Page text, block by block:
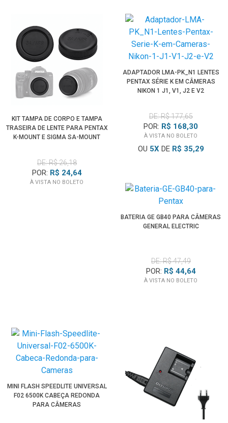
KIT TAMPA DE CORPO E TAMPA
TRASEIRA DE LENTE PARA PENTAX
K-MOUNT E SIGMA SA-MOUNT
DE: R$ 26,18
POR: R$ 24,64
À VISTA NO BOLETO
ADAPTADOR LMA-PK_N1 LENTES
PENTAX SÉRIE K EM CÂMERAS
NIKON 1 J1, V1, J2 E V2
DE: R$ 177,65
POR: R$ 168,30
À VISTA NO BOLETO
OU 5XDE R$ 35,29
BATERIA GE GB40 PARA CÂMERAS
GENERAL ELECTRIC
DE: R$ 47,49
POR: R$ 44,64
À VISTA NO BOLETO
MINI FLASH SPEEDLITE UNIVERSAL
F02 6500K CABEÇA REDONDA
PARA CÂMERAS